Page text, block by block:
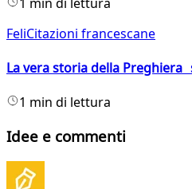
FeliCitazioni francescane
La vera storia della
1 min di lettura
Idee e commenti